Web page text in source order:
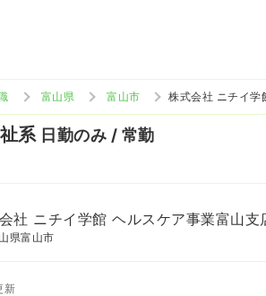
富山県 富山市 株式会社 ニチイ学
系 日勤のみ / 常勤
社 ニチイ学館 ヘルスケア事業富山支
県富山市
新